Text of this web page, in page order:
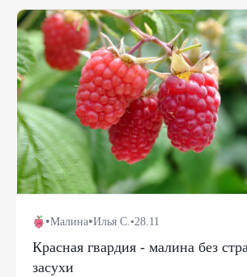
•Малина•Илья С.•28.11
Красная гвардия - малина без
засухи